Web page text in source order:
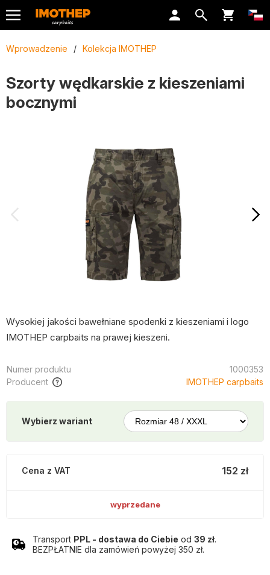
Wprowadzenie / Kolekcja IMOTHEP
Szorty wędkarskie z kieszeniami
bocznymi
Wysokiej jakości bawełniane spodenki z kieszeniami i logo
IMOTHEP carpbaits na prawej kieszeni.
Numer produktu
1000353
Producent
IMOTHEP carpbaits
Wybierz wariant
152 zł
Cena z VAT
wyprzedane
Transport PPL - dostawa do Ciebie od 39 zł.
BEZPŁATNIE dla zamówień powyżej 350 zł.